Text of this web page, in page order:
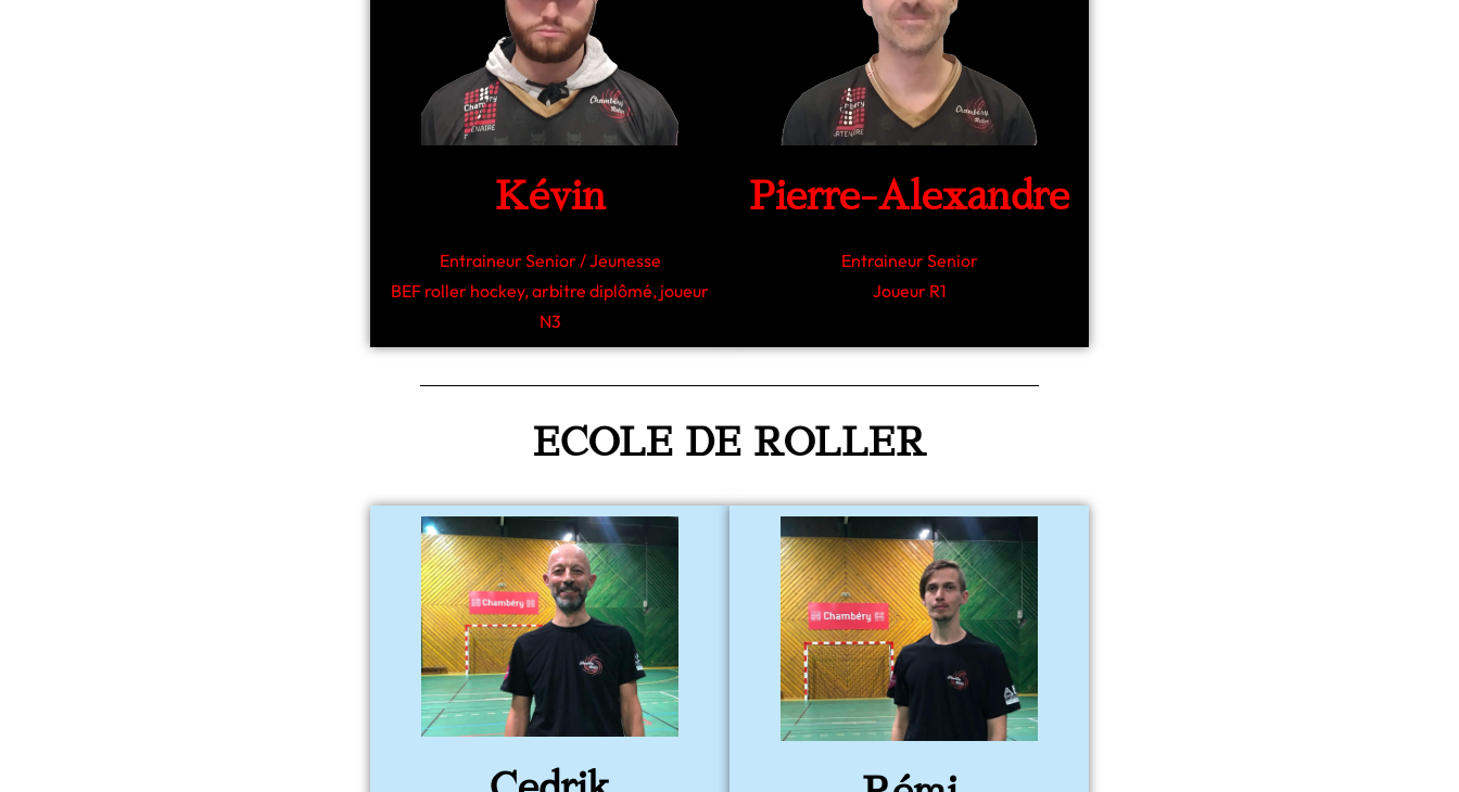
Kévin
Entraineur Senior / Jeunesse
BEF roller hockey, arbitre diplômé, joueur
N3
Pierre-Alexandre
Entraineur Senior
Joueur R1
ECOLE DE ROLLER